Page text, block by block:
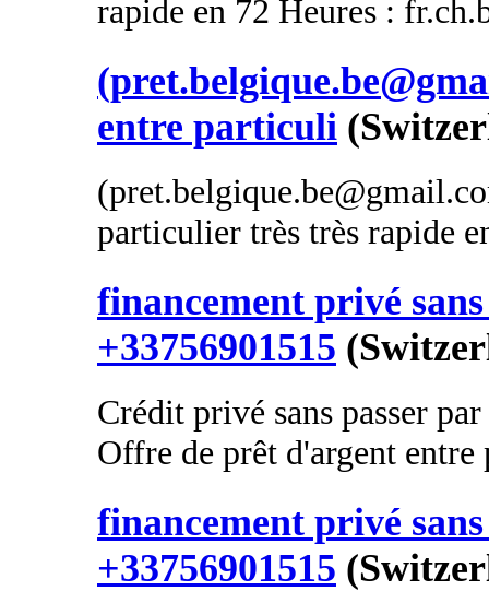
rapide en 72 Heures :
entre particuli
particulier très très rapide
financement privé
+33756901515
Crédit privé sans passer
Offre de prêt d'argent
financement privé
+33756901515